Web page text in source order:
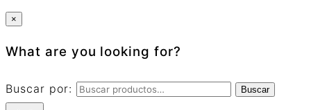
×
What are you looking for?
Buscar por: Buscar